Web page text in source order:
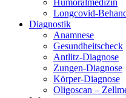
Humoralmedizin
Longcovid-
Diagnostik
Anamnese
Gesundheitscheck
Antlitz-Diagnose
Zungen-Diagnose
Körper-Diagnose
Oligoscan –